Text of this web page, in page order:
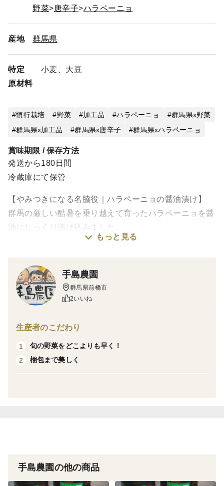
野菜 唐辛子 ハラペーニョ
産地 群馬県
特定
原材料
小麦、大豆
慣行栽培 野菜 加工品 ハラペーニョ
群馬県x野菜
群馬県x加工品
群馬県x唐辛子 群馬県xハラペーニョ
賞味期限 / 保存方法
発送から180日間
冷蔵庫にて保管
【やみつきになる名脇役｜ハラペーニョの醤油漬け】
群馬の厳しい酷暑を乗り越えて育ったハラペーニョを醤
油にじっくり漬け込みました。
度食べると箸が止まらない一品です。
少し厚めにカットしているため、カリッとした食感も
しっかり楽しめます。
漬け込んだ醤油にはハラペーニョの辛味と風味が染み込
いです】
もっと見る
手島農園
群馬県前橋市
2いいね
生産者のこだわり
1
旬の野菜をどこよりも早く！
2
梱包まで美しく
手島農園の他の商品